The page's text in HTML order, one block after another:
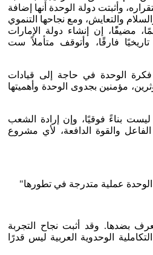
وأثبتت دولة الوحدة أنها إضافة
والتعايش، ومع نجاحها التنموي
مضيفًًا، إن إنشاء دولة الإمارات
تاريخيًا فارقًا، وأتوقف متأملاً ست
فكرة الوحدة في حاجة إلى قيادات
مؤمنين بجدوى الوحدة وأهميتها
ليست بناءً فوقيًا، وإن إرادة الشعب
والقوة الدافعة، لأي مشروع
الوحدة عملية متدرجة في تطورها"
تعرف بضدها. وقد أثبت نجاح التجربة
الوحدوية العربية ليس قدرًا